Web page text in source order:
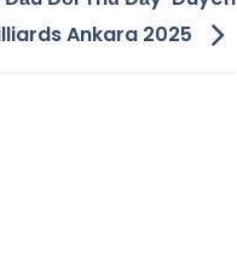
Ankara 2025